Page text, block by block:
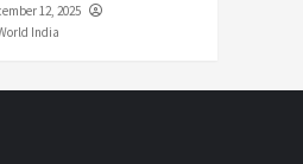
12, 2025
India